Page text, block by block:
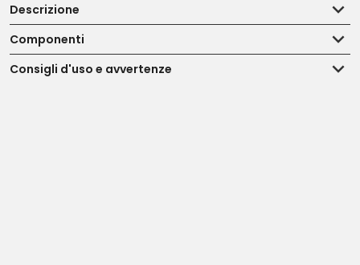
Descrizione
Componenti
Consigli d'uso e avvertenze